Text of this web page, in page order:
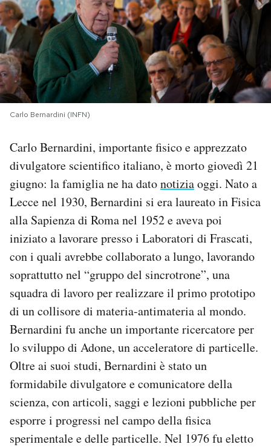
PODCAST
NEWSLETTER
I MIEI PREFERITI
SHOP
CALENDARIO
AREA PERSONALE
Newsletter
Notifiche mobile
Regala il Post
Hai bisogno di aiuto?
Esci
Carlo Bernardini (INFN)
Carlo Bernardini, importante fisico e apprezzato
divulgatore scientifico italiano, è morto giovedì 21
giugno: la famiglia ne ha datonotiziaoggi. Nato a
Lecce nel 1930, Bernardini si era laureato in Fisica
alla Sapienza di Roma nel 1952 e aveva poi
iniziato a lavorare presso i Laboratori di Frascati,
con i quali avrebbe collaborato a lungo, lavorando
soprattutto nel “gruppo del sincrotrone”, una
squadra di lavoro per realizzare il primo prototipo
di un collisore di materia-antimateria al mondo.
Bernardini fu anche un importante ricercatore per
lo sviluppo di Adone, un acceleratore di particelle.
Oltre ai suoi studi, Bernardini è stato un
formidabile divulgatore e comunicatore della
scienza, con articoli, saggi e lezioni pubbliche per
esporre i progressi nel campo della fisica
sperimentale e delle particelle. Nel 1976 fu eletto